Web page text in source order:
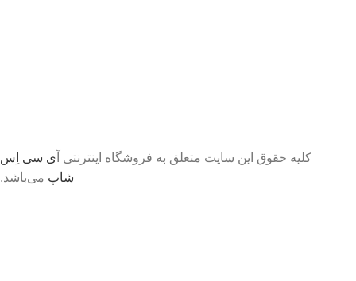
کلیه حقوق این سایت متعلق به فروشگاه اینترنتی آ ی سی اِس
شاپ می‌باشد.